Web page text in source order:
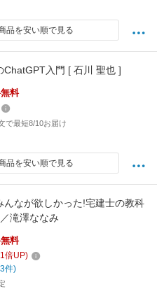
品を安い順で見る
ChatGPT入門 [ 石川 聖也 ]
料
で最短8/10お届け
品を安い順で見る
んなが欲しかった!宅建士の教科
滝澤ななみ
料
1倍UP)
件)